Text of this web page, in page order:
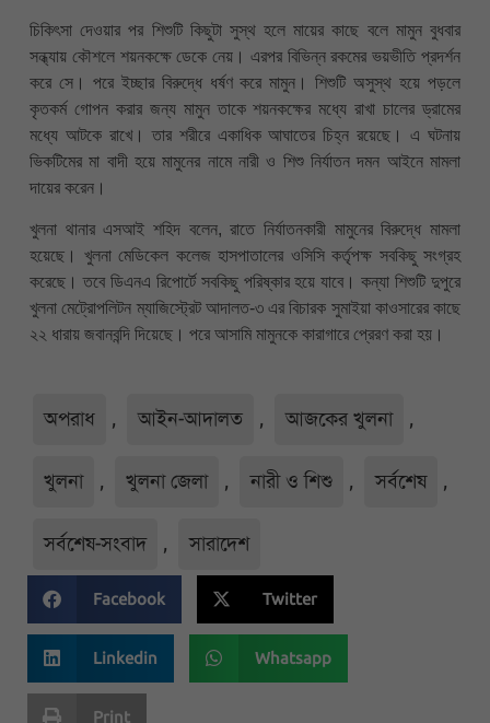
চিকিৎসা দেওয়ার পর শিশুটি কিছুটা সুস্থ হলে মায়ের কাছে বলে মামুন বুধবার
সন্ধ্যায় কৌশলে শয়নকক্ষে ডেকে নেয়। এরপর বিভিন্ন রকমের ভয়ভীতি প্রদর্শন
করে সে। পরে ইচ্ছার বিরুদ্ধে ধর্ষণ করে মামুন। শিশুটি অসুস্থ হয়ে পড়লে
কৃতকর্ম গোপন করার জন্য মামুন তাকে শয়নকক্ষের মধ্যে রাখা চালের ড্রামের
মধ্যে আটকে রাখে। তার শরীরে একাধিক আঘাতের চিহ্ন রয়েছে। এ ঘটনায়
ভিকটিমের মা বাদী হয়ে মামুনের নামে নারী ও শিশু নির্যাতন দমন আইনে মামলা
দায়ের করেন।
খুলনা থানার এসআই শহিদ বলেন, রাতে নির্যাতনকারী মামুনের বিরুদ্ধে মামলা
হয়েছে। খুলনা মেডিকেল কলেজ হাসপাতালের ওসিসি কর্তৃপক্ষ সবকিছু সংগ্রহ
করেছে। তবে ডিএনএ রিপোর্টে সবকিছু পরিষ্কার হয়ে যাবে। কন্যা শিশুটি দুপুরে
খুলনা মেট্রোপলিটন ম্যাজিস্ট্রেট আদালত-৩ এর বিচারক সুমাইয়া কাওসারের কাছে
২২ ধারায় জবানবন্দি দিয়েছে। পরে আসামি মামুনকে কারাগারে প্রেরণ করা হয়।
অপরাধ , আইন-আদালত , আজকের খুলনা ,
খুলনা , খুলনা জেলা , নারী ও শিশু , সর্বশেষ ,
সর্বশেষ-সংবাদ , সারাদেশ
Facebook Twitter
Linkedin Whatsapp
Print